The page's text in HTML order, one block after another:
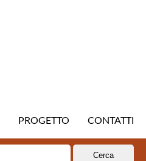
PROGETTO CONTATTI